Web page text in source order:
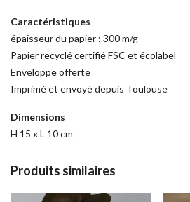
Caractéristiques
épaisseur du papier : 300 m/g
Papier recyclé certifié FSC et écolabel
Enveloppe offerte
Imprimé et envoyé depuis Toulouse
Dimensions
H 15 x L 10 cm
Produits similaires